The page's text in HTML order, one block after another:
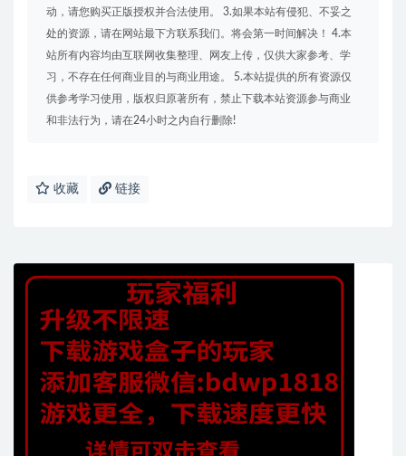
动，请您购买正版授权并合法使用。 3.如果本站有侵犯、不妥之
处的资源，请在网站最下方联系我们。将会第一时间解决！ 4.本
站所有内容均由互联网收集整理、网友上传，仅供大家参考、学
习，不存在任何商业目的与商业用途。 5.本站提供的所有资源仅
供参考学习使用，版权归原著所有，禁止下载本站资源参与商业
和非法行为，请在24小时之内自行删除!
收藏 链接